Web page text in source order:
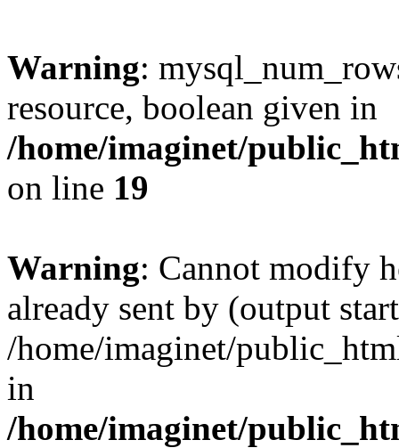
Warning:
resource, boolean given in
/home/imaginet/
on line 19
Warning: Cannot modify
already sent by (output
/home/imaginet/
in
/home/imaginet/